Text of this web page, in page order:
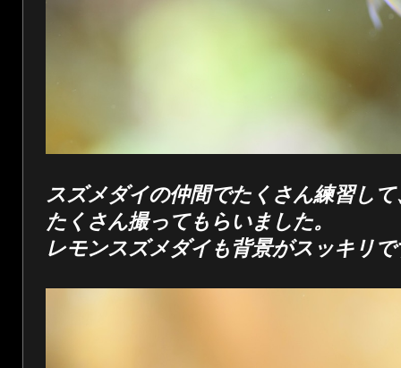
スズメダイの仲間でたくさん練習して
たくさん撮ってもらいました。
レモンスズメダイも背景がスッキリ